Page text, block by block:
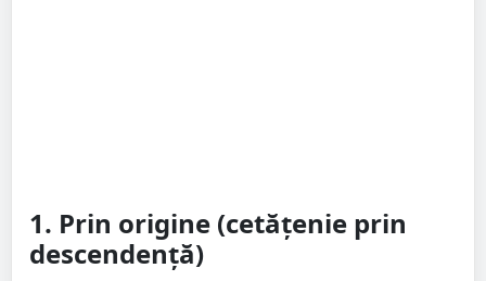
1. Prin origine (cetățenie prin
descendență)